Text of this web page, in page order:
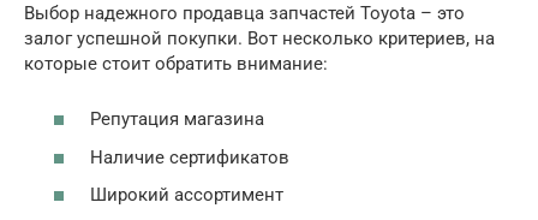
Выбор надежного продавца запчастей Toyota – это
залог успешной покупки. Вот несколько критериев, на
которые стоит обратить внимание:
Репутация магазина
Наличие сертификатов
Широкий ассортимент